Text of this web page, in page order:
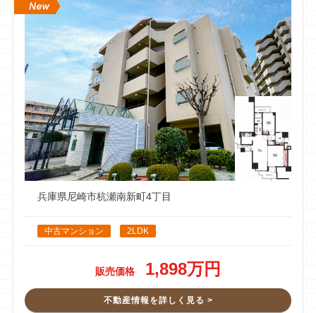
1 件のクチコミ ・ 0 枚の写真
14 週間前
お世話になりました。他社に売却を依頼していましたが、3か
月で案内が1件しかなく困っていました。そんな時に一括査定
でイーアス不動産の太田くんと出会い売却をお願いしました。
よく動いてくれて、何件もお客さんを案内してもらい、無事に
売却することができました。太田くんは人柄も良く、とても話
しやすい方です。ぽっちゃりの人に悪い人はいないですね。あ
りがとうございました。
Akeming
2 件のクチコミ ・ 0 枚の写真
39 週間前
この度は人生の節目に福川さんはじめ、御社にご縁が繋がり本
兵庫県尼崎市杭瀬南新町4丁目
中古マンション 2LDK
販売価格 1,898万円
不動産情報を詳しく見る >